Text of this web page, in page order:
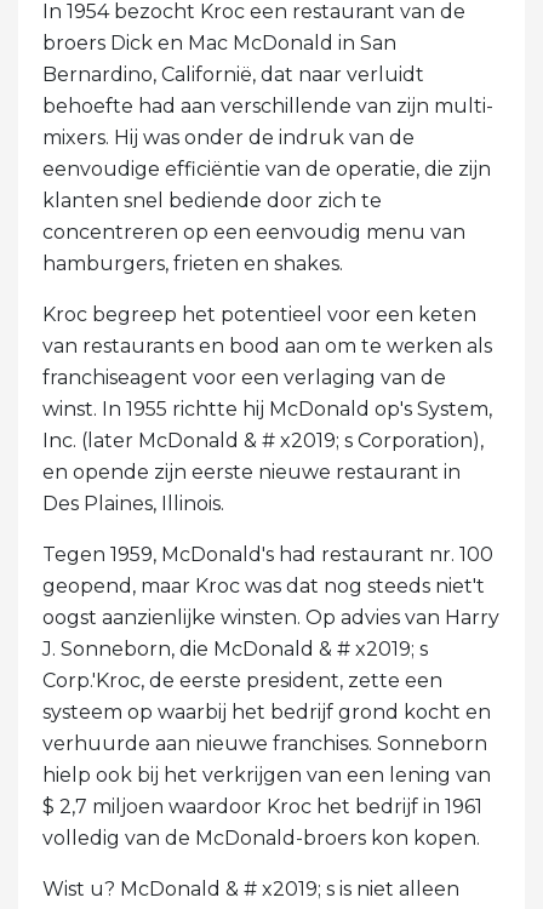
In 1954 bezocht Kroc een restaurant van de
broers Dick en Mac McDonald in San
Bernardino, Californië, dat naar verluidt
behoefte had aan verschillende van zijn multi-
mixers. Hij was onder de indruk van de
eenvoudige efficiëntie van de operatie, die zijn
klanten snel bediende door zich te
concentreren op een eenvoudig menu van
hamburgers, frieten en shakes.
Kroc begreep het potentieel voor een keten
van restaurants en bood aan om te werken als
franchiseagent voor een verlaging van de
winst. In 1955 richtte hij McDonald op's System,
Inc. (later McDonald & # x2019; s Corporation),
en opende zijn eerste nieuwe restaurant in
Des Plaines, Illinois.
Tegen 1959, McDonald's had restaurant nr. 100
geopend, maar Kroc was dat nog steeds niet't
oogst aanzienlijke winsten. Op advies van Harry
J. Sonneborn, die McDonald & # x2019; s
Corp.'Kroc, de eerste president, zette een
systeem op waarbij het bedrijf grond kocht en
verhuurde aan nieuwe franchises. Sonneborn
hielp ook bij het verkrijgen van een lening van
$ 2,7 miljoen waardoor Kroc het bedrijf in 1961
volledig van de McDonald-broers kon kopen.
Wist u? McDonald & # x2019; s is niet alleen